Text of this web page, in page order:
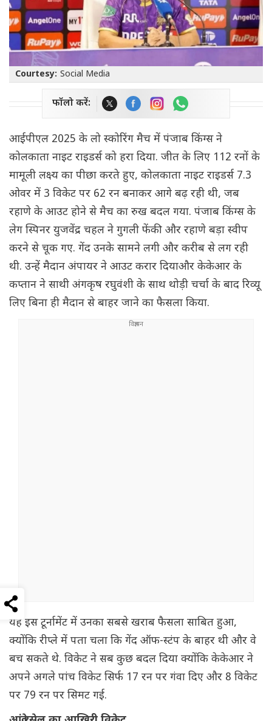
Courtesy: Social Media
फॉलो करें:
आईपीएल 2025 के लो स्कोरिंग मैच में पंजाब किंग्स ने
कोलकाता नाइट राइडर्स को हरा दिया. जीत के लिए 112 रनों के
मामूली लक्ष्य का पीछा करते हुए, कोलकाता नाइट राइडर्स 7.3
ओवर में 3 विकेट पर 62 रन बनाकर आगे बढ़ रही थी, जब
रहाणे के आउट होने से मैच का रुख बदल गया. पंजाब किंग्स के
लेग स्पिनर युजवेंद्र चहल ने गुगली फेंकी और रहाणे बड़ा स्वीप
करने से चूक गए. गेंद उनके सामने लगी और करीब से लग रही
थी. उन्हें मैदान अंपायर ने आउट करार दियाऔर केकेआर के
कप्तान ने साथी अंगकृष रघुवंशी के साथ थोड़ी चर्चा के बाद रिव्यू
लिए बिना ही मैदान से बाहर जाने का फैसला किया.
यह इस टूर्नामेंट में उनका सबसे खराब फैसला साबित हुआ,
क्योंकि रीप्ले में पता चला कि गेंद ऑफ-स्टंप के बाहर थी और वे
बच सकते थे. विकेट ने सब कुछ बदल दिया क्योंकि केकेआर ने
अपने अगले पांच विकेट सिर्फ 17 रन पर गंवा दिए और 8 विकेट
पर 79 रन पर सिमट गई.